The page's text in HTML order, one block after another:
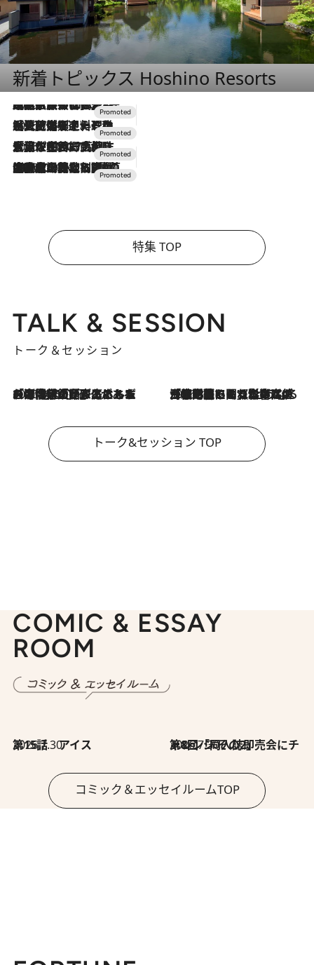
新着トピックス Hoshino Resorts
2026.7.31
【ホテル帰省】という選択肢をOMOが提案。家族とほどよい距離を保つには「昼は実家、夜は気兼ねなくホテルで！」
2026.7.24
【夏限定ディナーコース】旬を迎える稚鮎や花ズッキーニなどをイタリア・トスカーナの郷土料理の手法で満喫！
2026.7.17
「土佐和ハーブかき氷」がOMO7高知に登場！生姜、山椒、大葉など目にも舌にも涼を呼ぶ郷土の味
2026.7.10
NEW OPEN！【界 草津】名湯の地に誕生。趣の異なる2種の温泉と上州ならではの会席・蕎麦割烹など美食を味わう究極の癒やし旅
特集 TOP
TALK & SESSION
トーク＆セッション
2026.8.3
「今後値上げがあるとすれば…」「リスクがあるのは今年の冬」エネルギー専門家が語る、ホルムズ海峡封鎖が家庭にもたらす“ある心配” 2026.8.3
「住宅建てられない…」「サーチャージ料の高値が続いている」ホルムズ海峡封鎖による影響はいつまで続く？《エネルギー専門家に聞く“どうなる日本の暮らし”》
トーク&セッション TOP
COMIC & ESSAY
ROOM
2026.7.30
第15話 アイス 2026.7.30
第8回「同人誌即売会にチャレンジ その2」
コミック＆エッセイルームTOP